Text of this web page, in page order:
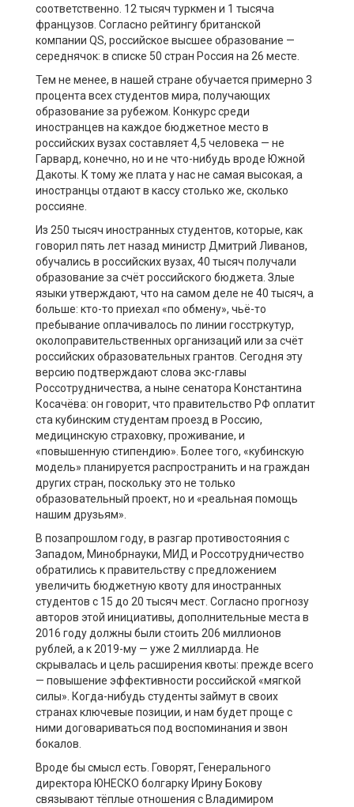
соответственно. 12 тысяч туркмен и 1 тысяча
французов. Согласно рейтингу британской
компании QS, российское высшее образование —
середнячок: в списке 50 стран Россия на 26 месте.
Тем не менее, в нашей стране обучается примерно 3
процента всех студентов мира, получающих
образование за рубежом. Конкурс среди
иностранцев на каждое бюджетное место в
российских вузах составляет 4,5 человека — не
Гарвард, конечно, но и не что-нибудь вроде Южной
Дакоты. К тому же плата у нас не самая высокая, а
иностранцы отдают в кассу столько же, сколько
россияне.
Из 250 тысяч иностранных студентов, которые, как
говорил пять лет назад министр Дмитрий Ливанов,
обучались в российских вузах, 40 тысяч получали
образование за счёт российского бюджета. Злые
языки утверждают, что на самом деле не 40 тысяч, а
больше: кто-то приехал «по обмену», чьё-то
пребывание оплачивалось по линии госстркутур,
околоправительственных организаций или за счёт
российских образовательных грантов. Сегодня эту
версию подтверждают слова экс-главы
Россотрудничества, а ныне сенатора Константина
Косачёва: он говорит, что правительство РФ оплатит
ста кубинским студентам проезд в Россию,
медицинскую страховку, проживание, и
«повышенную стипендию». Более того, «кубинскую
модель» планируется распространить и на граждан
других стран, поскольку это не только
образовательный проект, но и «реальная помощь
нашим друзьям».
В позапрошлом году, в разгар противостояния с
Западом, Минобрнауки, МИД и Россотрудничество
обратились к правительству с предложением
увеличить бюджетную квоту для иностранных
студентов с 15 до 20 тысяч мест. Согласно прогнозу
авторов этой инициативы, дополнительные места в
2016 году должны были стоить 206 миллионов
рублей, а к 2019-му — уже 2 миллиарда. Не
скрывалась и цель расширения квоты: прежде всего
— повышение эффективности российской «мягкой
силы». Когда-нибудь студенты займут в своих
странах ключевые позиции, и нам будет проще с
ними договариваться под воспоминания и звон
бокалов.
Вроде бы смысл есть. Говорят, Генерального
директора ЮНЕСКО болгарку Ирину Бокову
связывают тёплые отношения с Владимиром